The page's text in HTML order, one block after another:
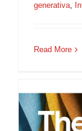
generativa,
Read More